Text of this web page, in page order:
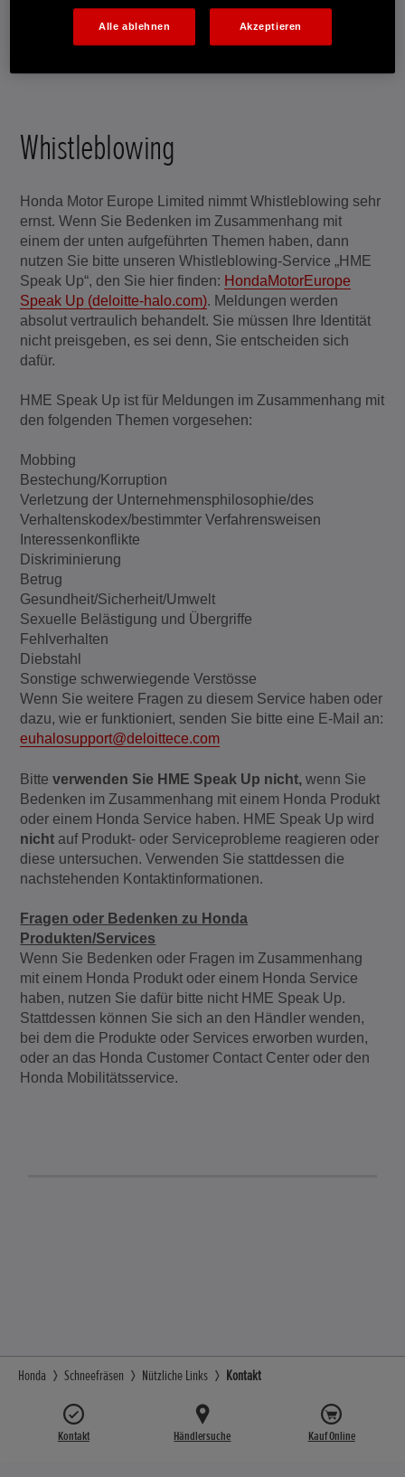
KONTAKTFORMULAR
Whistleblowing
Honda Motor Europe Limited nimmt Whistleblowing sehr
ernst. Wenn Sie Bedenken im Zusammenhang mit
einem der unten aufgeführten Themen haben, dann
nutzen Sie bitte unseren Whistleblowing-Service „HME
Speak Up“, den Sie hier finden: HondaMotorEurope
Speak Up (deloitte-halo.com). Meldungen werden
absolut vertraulich behandelt. Sie müssen Ihre Identität
nicht preisgeben, es sei denn, Sie entscheiden sich
dafür.
HME Speak Up ist für Meldungen im Zusammenhang mit
den folgenden Themen vorgesehen:
Mobbing
Bestechung/Korruption
Verletzung der Unternehmensphilosophie/des
Verhaltenskodex/bestimmter Verfahrensweisen
Interessenkonflikte
Diskriminierung
Betrug
Gesundheit/Sicherheit/Umwelt
Sexuelle Belästigung und Übergriffe
Fehlverhalten
Diebstahl
Sonstige schwerwiegende Verstösse
Wenn Sie weitere Fragen zu diesem Service haben oder
dazu, wie er funktioniert, senden Sie bitte eine E-Mail an:
euhalosupport@deloittece.com
Bitteverwenden Sie HME Speak Up nicht, wenn Sie
Bedenken im Zusammenhang mit einem Honda Produkt
oder einem Honda Service haben. HME Speak Up wird
nicht auf Produkt- oder Serviceprobleme reagieren oder
diese untersuchen. Verwenden Sie stattdessen die
nachstehenden Kontaktinformationen.
Fragen oder Bedenken zu Honda
Produkten/Services
Wenn Sie Bedenken oder Fragen im Zusammenhang
mit einem Honda Produkt oder einem Honda Service
haben, nutzen Sie dafür bitte nicht HME Speak Up.
Stattdessen können Sie sich an den Händler wenden,
bei dem die Produkte oder Services erworben wurden,
oder an das Honda Customer Contact Center oder den
Honda Mobilitätsservice.
Honda Schneefräsen Nützliche Links Kontakt
Kontakt Händlersuche Kauf Online
Alle ablehnen Akzeptieren